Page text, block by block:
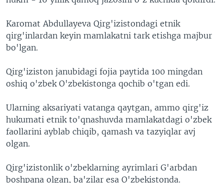
Karomat Abdullayeva Qirg'izistondagi etnik
qirg'inlardan keyin mamlakatni tark etishga majbur
bo'lgan.
Qirg'iziston janubidagi fojia paytida 100 mingdan
oshiq o'zbek O'zbekistonga qochib o'tgan edi.
Ularning aksariyati vatanga qaytgan, ammo qirg'iz
hukumati etnik to'qnashuvda mamlakatdagi o'zbek
faollarini ayblab chiqib, qamash va tazyiqlar avj
olgan.
Qirg'izistonlik o'zbeklarning ayrimlari G'arbdan
boshpana olgan, ba'zilar esa O'zbekistonda.